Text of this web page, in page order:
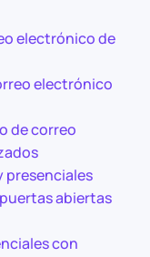
electrónico de
electrónico
de correo
presenciales
abiertas
con